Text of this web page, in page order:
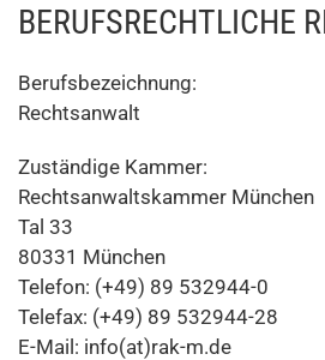
BERUFSRECHTLICHE
Berufsbezeichnung:
Rechtsanwalt
Zuständige Kammer:
Rechtsanwaltskammer München
Tal 33
80331 München
Telefon: (+49) 89 532944-0
Telefax: (+49) 89 532944-28
E-Mail: info(at)rak-m.de